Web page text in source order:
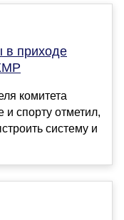
в приходе
комитета
и спорту отметил,
систему и